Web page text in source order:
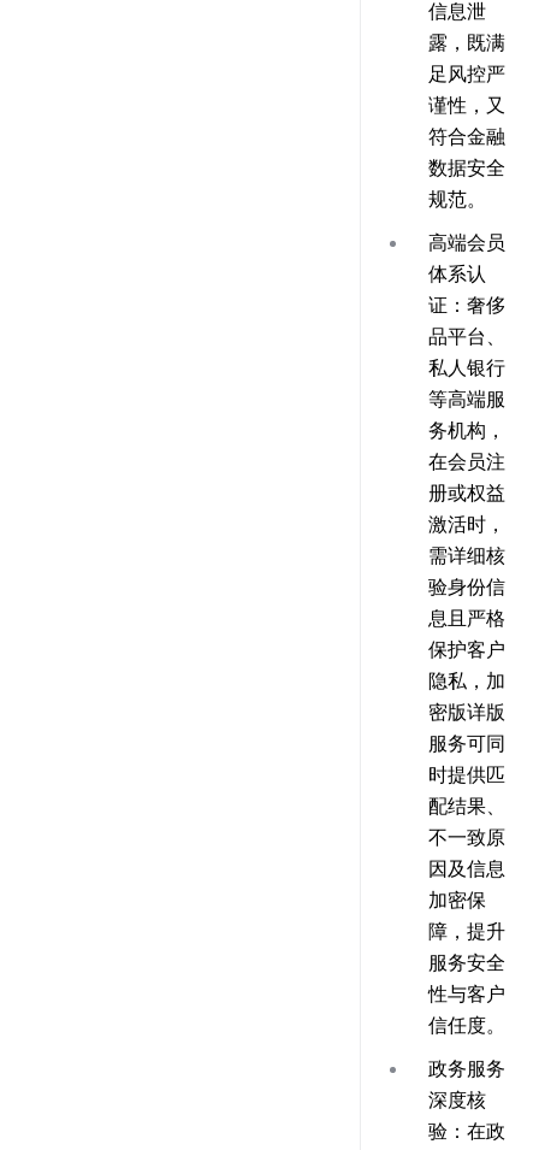
信息泄
露，既满
足风控严
谨性，又
符合金融
数据安全
规范。
高端会员
体系认
证 ：奢侈
品平台、
私人银行
等高端服
务机构，
在会员注
册或权益
激活时，
需详细核
验身份信
息且严格
保护客户
隐私，加
密版详版
服务可同
时提供匹
配结果、
不一致原
因及信息
加密保
障，提升
服务安全
性与客户
信任度。
政务服务
深度核
验 ：在政